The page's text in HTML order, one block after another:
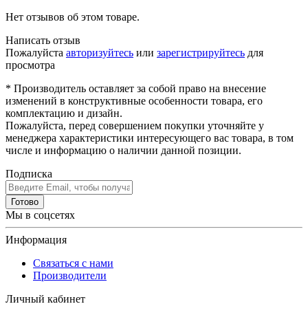
Нет отзывов об этом товаре.
Написать отзыв
Пожалуйста авторизуйтесь или зарегистрируйтесь для
просмотра
* Производитель оставляет за собой право на внесение
изменений в конструктивные особенности товара, его
комплектацию и дизайн.
Пожалуйста, перед совершением покупки уточняйте у
менеджера характеристики интересующего вас товара, в том
числе и информацию о наличии данной позиции.
Подписка
Готово
Мы в соцсетях
Информация
Связаться с нами
Производители
Личный кабинет